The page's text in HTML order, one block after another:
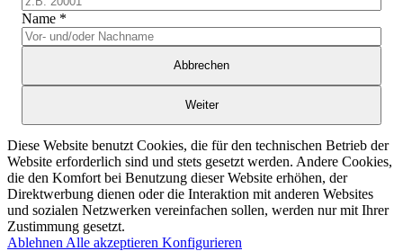
Name *
Abbrechen
Weiter
Diese Website benutzt Cookies, die für den technischen Betrieb der
Website erforderlich sind und stets gesetzt werden. Andere Cookies,
die den Komfort bei Benutzung dieser Website erhöhen, der
Direktwerbung dienen oder die Interaktion mit anderen Websites
und sozialen Netzwerken vereinfachen sollen, werden nur mit Ihrer
Zustimmung gesetzt.
Ablehnen Alle akzeptieren Konfigurieren